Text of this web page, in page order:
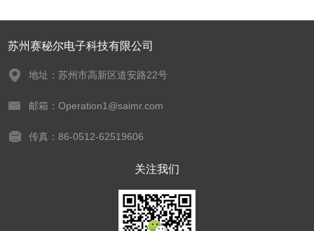
苏州赛秘尔电子科技有限公司
地址：苏州市高新区道安路22号
邮箱：Operation1@saimr.com
传真：86-0512-62519606
关注我们